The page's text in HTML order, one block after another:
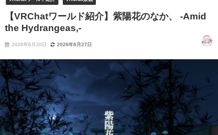
【VRChatワールド紹介】紫陽花のなか、 -Amid
the Hydrangeas‚-
2026年6月20日 2026年6月27日